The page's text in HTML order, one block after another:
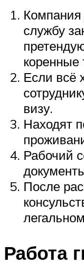
Компания
службу
коренные
Если всё
визу.
Находят
Рабочий
После
Работа